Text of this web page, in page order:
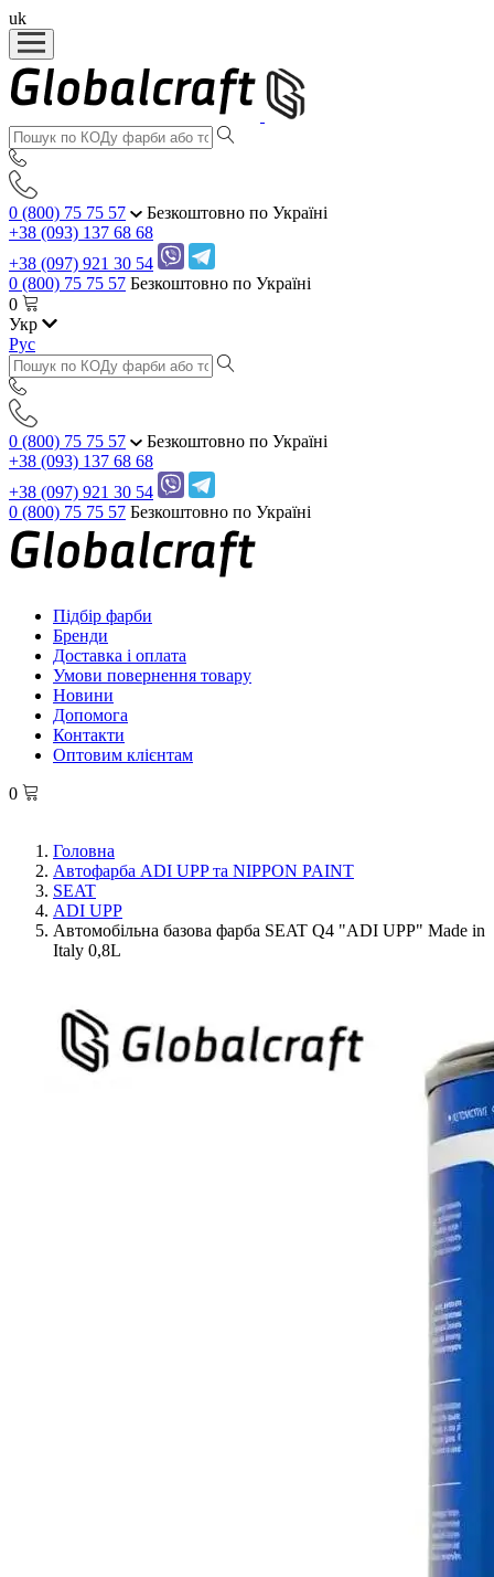
uk
0 (800) 75 75 57
Безкоштовно по Україні
+38 (093) 137 68 68
+38 (097) 921 30 54
0 (800) 75 75 57 Безкоштовно по Україні
0
Укр
Рус
0 (800) 75 75 57
Безкоштовно по Україні
+38 (093) 137 68 68
+38 (097) 921 30 54
0 (800) 75 75 57 Безкоштовно по Україні
Підбір фарби
Бренди
Доставка і оплата
Умови повернення товару
Новини
Допомога
Контакти
Оптовим клієнтам
0
Головна
Автофарба ADI UPP та NIPPON PAINT
SEAT
ADI UPP
Автомобільна базова фарба SEAT Q4 "ADI UPP" Made in
Italy 0,8L